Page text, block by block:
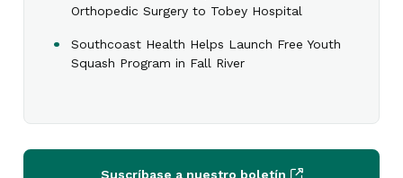
Orthopedic Surgery to Tobey Hospital
Southcoast Health Helps Launch Free Youth
Squash Program in Fall River
Suscríbase a nuestro boletín